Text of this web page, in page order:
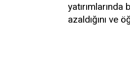
yatırımlarında
azaldığını ve